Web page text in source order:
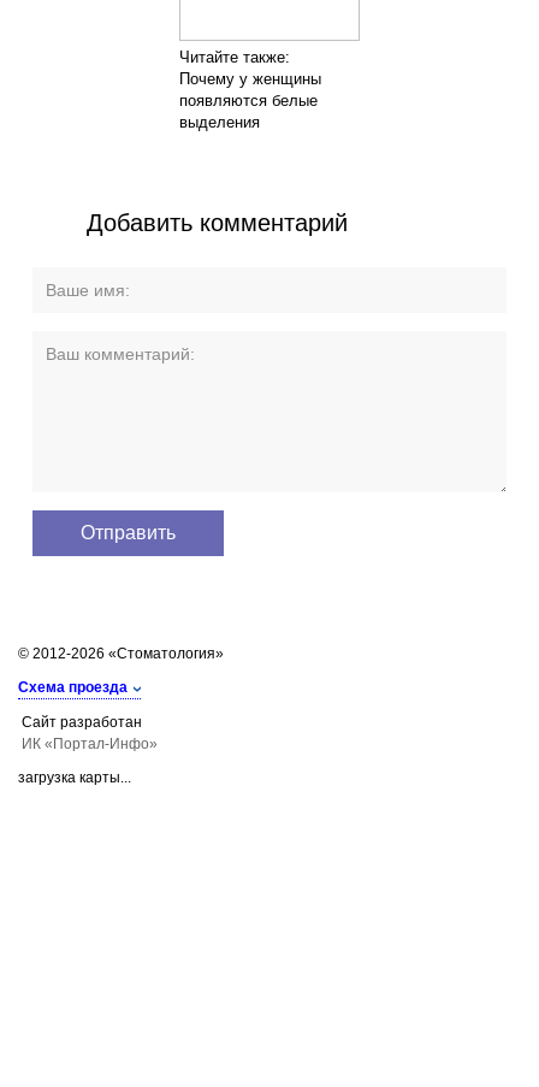
Читайте также:
Почему у женщины
появляются белые
выделения
Добавить комментарий
© 2012-2026 «Стоматология»
Схема проезда
Сайт разработан
ИК «Портал-Инфо»
загрузка карты...